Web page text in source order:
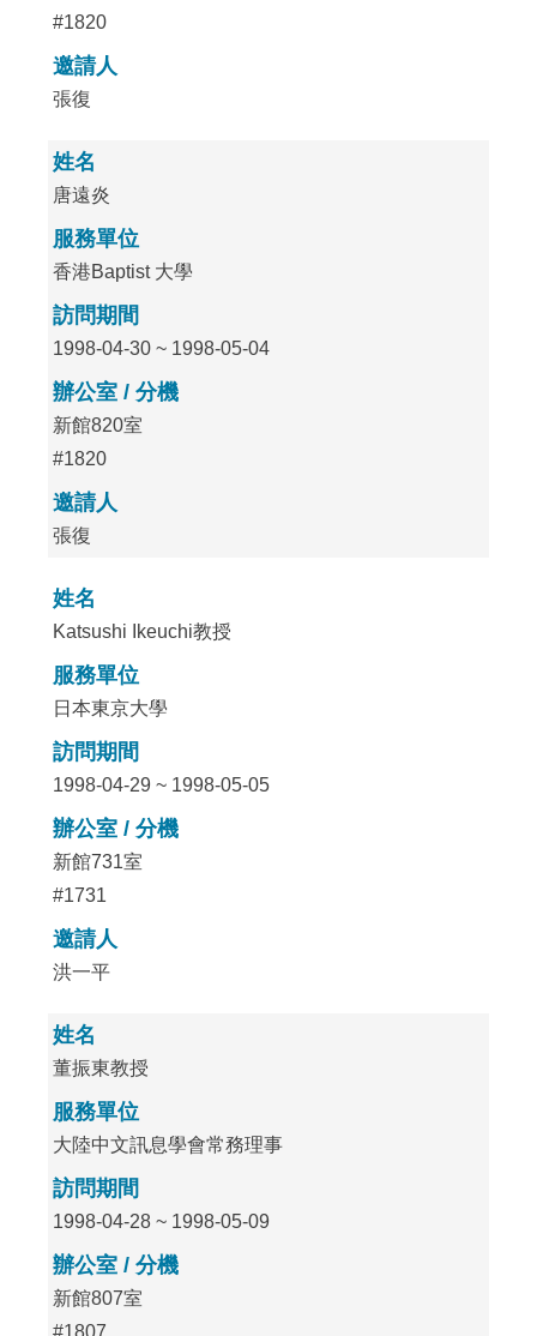
#1820
邀請人
張復
姓名
唐遠炎
服務單位
香港Baptist 大學
訪問期間
1998-04-30 ~ 1998-05-04
辦公室 / 分機
新館820室
#1820
邀請人
張復
姓名
Katsushi Ikeuchi教授
服務單位
日本東京大學
訪問期間
1998-04-29 ~ 1998-05-05
辦公室 / 分機
新館731室
#1731
邀請人
洪一平
姓名
董振東教授
服務單位
大陸中文訊息學會常務理事
訪問期間
1998-04-28 ~ 1998-05-09
辦公室 / 分機
新館807室
#1807